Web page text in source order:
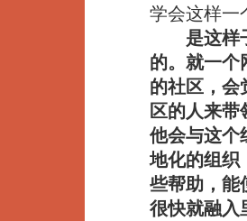
学会这样一
是这样
的。就一个
的社区，会
区的人来
他会与这个
地化的组织
些帮助，能
很快就融入